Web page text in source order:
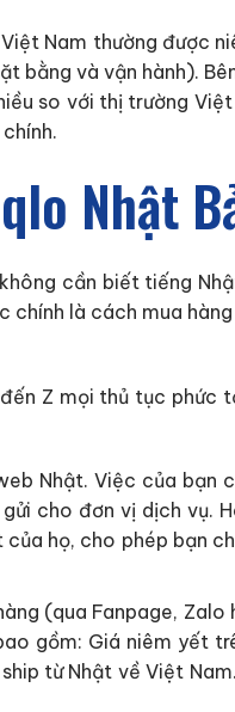
Nam thường được
bằng và vận hành).
so với thị trường
Nhật
cần biết tiếng
là cách mua
Z mọi thủ tục phức
Nhật. Việc của bạn
cho đơn vị dịch vụ.
họ, cho phép bạn
(qua Fanpage,
gồm: Giá niêm yết
từ Nhật về Việt